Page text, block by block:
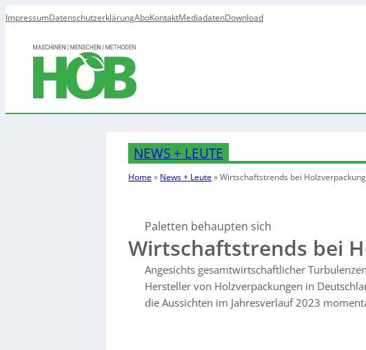
ImpressumDatenschutzerklärungAboKontaktMediadatenDownload
NEWS + LEUTE
Home» News + Leute»Wirtschaftstrends bei
Paletten behaupten sich
Wirtschaftstrends bei
Angesichts gesamtwirtschaftlicher
Hersteller von Holzverpackungen in
die Aussichten im Jahresverlauf 2023